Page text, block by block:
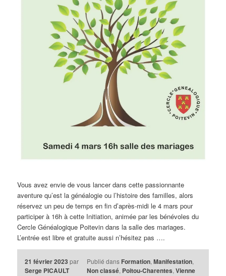
Vous avez envie de vous lancer dans cette passionnante
aventure qu’est la généalogie ou l’histoire des familles, alors
réservez un peu de temps en fin d’après-midi le 4 mars pour
participer à 16h à cette Initiation, animée par les bénévoles du
Cercle Généalogique Poitevin dans la salle des mariages.
L’entrée est libre et gratuite aussi n’hésitez pas ….
21 février 2023 par
Serge PICAULT
Publié dans Formation,Manifestation,
Non classé, Poitou-Charentes,Vienne